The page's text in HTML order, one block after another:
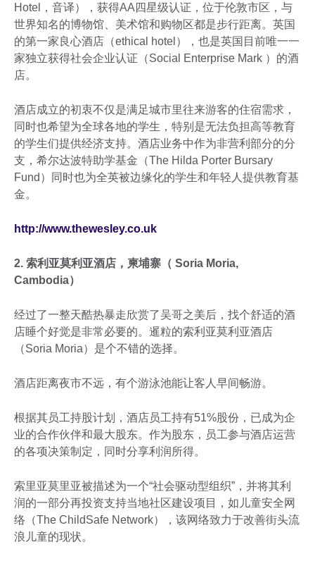
Hotel，音译），获得AA四星级认证，位于伦敦市区，与
世界知名的博物馆、美术馆和购物区都是步行距离。英国
的第一家良心酒店（ethical hotel），也是英国目前唯一一
家独立获得社会企业认证（Social Enterprise Mark ）的酒
店。
酒店成立的初衷不仅是满足城市里往来游客的住宿需求，
同时也希望为全球各地的学生，特别是无法负担高等教育
的学生们提供经济支持。酒店业务中作为非营利部分的分
支，希尔达波特助学基金（The Hilda Porter Bursary
Fund）同时也为全英被边缘化的学生和年轻人提供教育基
金。
http://www.thewesley.co.uk
2. 索利亚莫利亚酒店，柬埔寨（ Soria Moria,
Cambodia）
经过了一整天酷热暴走欣赏了吴哥之美后，找个舒适的酒
店睡个好觉是非常必要的。暹粒的索利亚莫利亚酒店
（Soria Moria）是个不错的选择。
酒店距离夜市不远，有个游泳池能让客人早间畅游。
根据其员工持股计划，酒店员工持有51%股份，已成为企
业的合作伙伴和最大股东。作为股东，员工参与酒店运营
的各项决策制定，同时分享利润所得。
索里亚莫里亚被描述为一个“社会驱动型组织”，并将其利
润的一部分再投资支持当地社区建设项目，如儿童安全网
络（The ChildSafe Network），该网络致力于改善街头流
浪儿童的现状。